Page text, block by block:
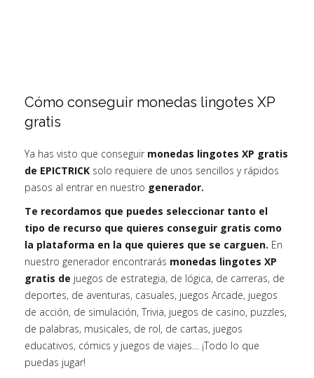
Cómo conseguir monedas lingotes XP
gratis
Ya has visto que conseguir monedas lingotes XP gratis
de EPICTRICK solo requiere de unos sencillos y rápidos
pasos al entrar en nuestro generador.
Te recordamos que puedes seleccionar tanto el
tipo de recurso que quieres conseguir gratis como
la plataforma en la que quieres que se carguen. En
nuestro generador encontrarás monedas lingotes XP
gratis de juegos de estrategia, de lógica, de carreras, de
deportes, de aventuras, casuales, juegos Arcade, juegos
de acción, de simulación, Trivia, juegos de casino, puzzles,
de palabras, musicales, de rol, de cartas, juegos
educativos, cómics y juegos de viajes… ¡Todo lo que
puedas jugar!